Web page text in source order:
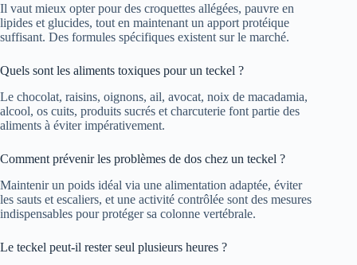
Il vaut mieux opter pour des croquettes allégées, pauvre en
lipides et glucides, tout en maintenant un apport protéique
suffisant. Des formules spécifiques existent sur le marché.
Quels sont les aliments toxiques pour un teckel ?
Le chocolat, raisins, oignons, ail, avocat, noix de macadamia,
alcool, os cuits, produits sucrés et charcuterie font partie des
aliments à éviter impérativement.
Comment prévenir les problèmes de dos chez un teckel ?
Maintenir un poids idéal via une alimentation adaptée, éviter
les sauts et escaliers, et une activité contrôlée sont des mesures
indispensables pour protéger sa colonne vertébrale.
Le teckel peut-il rester seul plusieurs heures ?